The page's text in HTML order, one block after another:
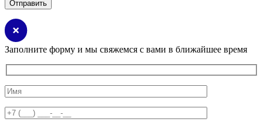
Заполните форму и мы свяжемся с вами в ближайшее время